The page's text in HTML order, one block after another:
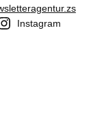
agentur.zs
Instagram